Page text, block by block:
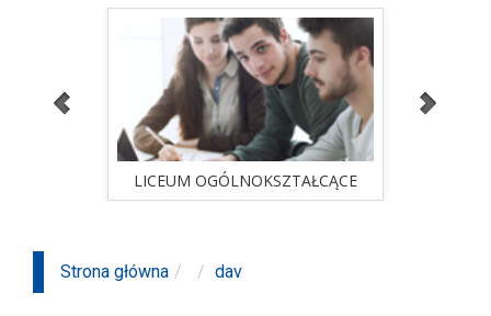
LICEUM OGÓLNOKSZTAŁCĄCE
sprawdź ofertę
LICEUM OGÓLNOKSZTAŁCĄCE
Strona główna dav